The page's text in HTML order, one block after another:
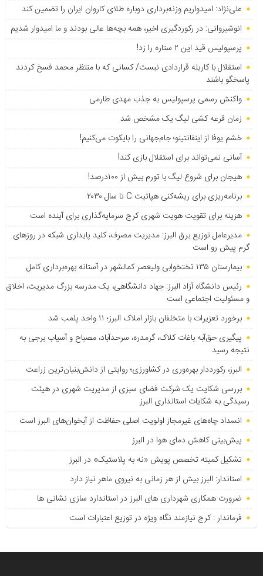
علی‌نژاد: امیدواریم وزنه‌برداری دوباره طلای کاروان ایران را تضمین کند
انوشیروانی: در رکوردگیری اخیر، همه بچه‌ها عالی بودند و ما امیدوار شدیم
پرسپولیس قید این ۲ ستاره را زد!
استقلال با کاریله قراردادی نبست/ کسانی که با منتظر محمد فسخ کردند
پاسخگو باشند
واکنش رسمی پرسپولیس به جذب مهدی طارمی
زمان قرعه کشی لیگ یک مشخص شد
خشم یوفا از اینفانتینو؛ جام‌جهانی را بایکوت می‌کنیم!
آسانی نمی‌تواند برای استقلال بازی کند!
هیجان برای شروع لیگ با تورم بیش از ۱۰۰درصد!
برنامه‌ریزی برای ریشه‌کنی هپاتیت C تا سال ۲۰۳۰
هزینه برای تقویت هویت شهری کرج سرمایه‌گذاری برای آینده است
مدیرعامل توزیع برق البرز: مدیریت مصرف، کلید پایداری شبکه در روزهای
گرم پیش رو است
بیمارستان ۱۳۵ تختخوابی ولیعصر کمالشهر در آستانه بهره‌برداری کامل
رئیس دانشگاه آزاد البرز: جهاد دانشگاهی، یک مدرسه بزرگ مدیریت، اخلاق
و مسئولیت اجتماعی است
برخورد تعزیرات با متخلفان بازار املاک البرز؛ ۱۱ واحد پلمب شد
پیگیری حق‌آبه باغات کلاک، گرمدره، سرحدآباد، مصباح و آسیاب برجی به
نتیجه رسید
البرز، رکورددار بهره‌وری در کشاورزی؛ روایتی از دانش‌بنیان‌ترین زراعت
بررسی شکایت یک شرکت فضای سبزی از مدیریت شهری در هیئت
رسیدگی به شکایات استانداری البرز
انسداد چاه‌های غیرمجاز اولویت اصلی حفاظت از آبخوان‌های البرز است
پیش‌بینی کاهش دمای هوا در البرز
تشکیل کمیته تخصص پویش «نه به پلاستیک» در البرز
استاندار: البرز بیش از هر زمانی به نیروی ماهر نیاز دارد
ضرورت همکاری شهرداری های البرز در استاندارد سازی نشانی ها
فرماندار : کرج نیازمند نگاه ویژه در توزیع اعتبارات است